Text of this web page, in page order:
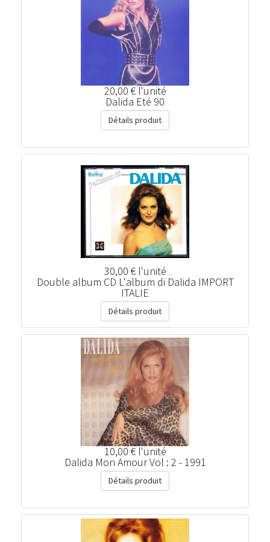
20,00 € l'unité
Dalida Eté 90
Détails produit
30,00 € l'unité
Double album CD L'album di Dalida IMPORT
ITALIE
Détails produit
10,00 € l'unité
Dalida Mon Amour Vol : 2 - 1991
Détails produit